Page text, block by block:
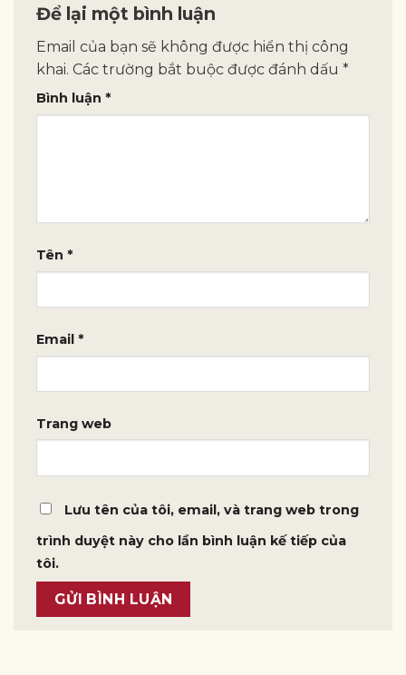
Để lại một bình luận
Email của bạn sẽ không được hiển thị công
khai. Các trường bắt buộc được đánh dấu *
Bình luận *
Tên *
Email *
Trang web
Lưu tên của tôi, email, và trang web trong
trình duyệt này cho lần bình luận kế tiếp của
tôi.